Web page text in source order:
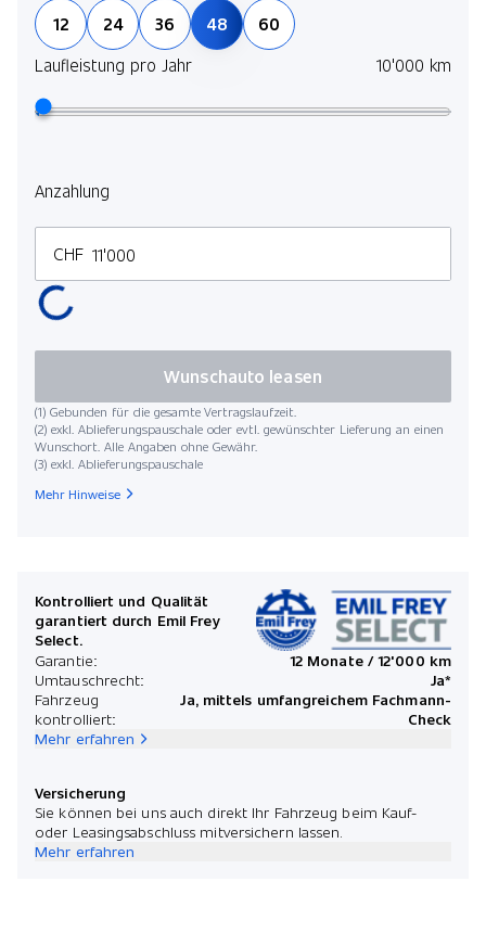
12 24 36 48
60
Laufleistung pro Jahr
10'000 km
Anzahlung
CHF
(1) Gebunden für die gesamte Vertragslaufzeit.
(2) exkl. Ablieferungspauschale oder evtl. gewünschter Lieferung an einen
Wunschort. Alle Angaben ohne Gewähr.
(3) exkl. Ablieferungspauschale
Wunschauto leasen
Mehr Hinweise
Kontrolliert und Qualität
garantiert durch Emil Frey
Select.
Garantie:
12 Monate / 12'000 km
Umtauschrecht:
Ja*
Fahrzeug
kontrolliert:
Ja, mittels umfangreichem Fachmann-
Check
Mehr erfahren
Versicherung
Sie können bei uns auch direkt Ihr Fahrzeug beim Kauf-
oder Leasingsabschluss mitversichern lassen.
Mehr erfahren